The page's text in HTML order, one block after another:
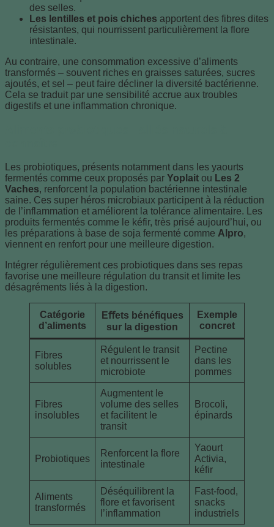
des selles.
Les lentilles et pois chiches apportent des fibres dites
résistantes, qui nourrissent particulièrement la flore
intestinale.
Au contraire, une consommation excessive d’aliments
transformés – souvent riches en graisses saturées, sucres
ajoutés, et sel – peut faire décliner la diversité bactérienne.
Cela se traduit par une sensibilité accrue aux troubles
digestifs et une inflammation chronique.
Les probiotiques, présents notamment dans les yaourts
fermentés comme ceux proposés par Yoplait ou Les 2
Vaches, renforcent la population bactérienne intestinale
saine. Ces super héros microbiaux participent à la réduction
de l’inflammation et améliorent la tolérance alimentaire. Les
produits fermentés comme le kéfir, très prisé aujourd’hui, ou
les préparations à base de soja fermenté comme Alpro,
viennent en renfort pour une meilleure digestion.
Intégrer régulièrement ces probiotiques dans ses repas
favorise une meilleure régulation du transit et limite les
désagréments liés à la digestion.
Catégorie
d’aliments
Eﬀets bénéfiques
sur la digestion
Exemple
concret
Fibres
solubles
Régulent le transit
et nourrissent le
microbiote
Pectine
dans les
pommes
Fibres
insolubles
Augmentent le
volume des selles
et facilitent le
transit
Brocoli,
épinards
Probiotiques
Renforcent la flore
intestinale
Yaourt
Activia,
kéfir
Aliments
transformés
Déséquilibrent la
flore et favorisent
l’inflammation
Fast-food,
snacks
industriels